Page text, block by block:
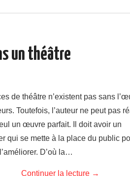
un théâtre
de théâtre n’existent pas sans
Toutefois, l’auteur ne peut pas
un œuvre parfait. Il doit avoir un
qui se mette à la place du public
D’où la…
Continuer la lecture →